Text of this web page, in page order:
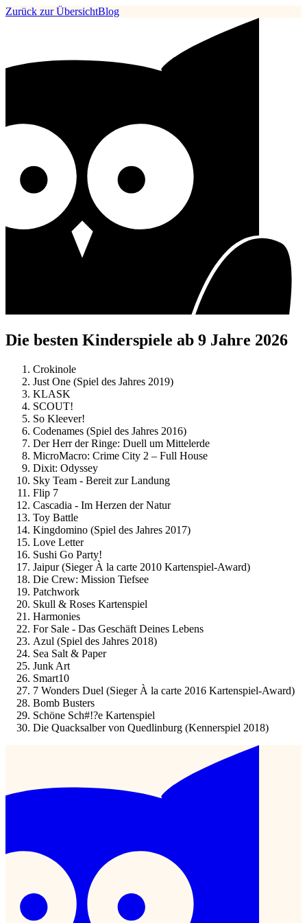
Zurück zur ÜbersichtBlog
Die besten Kinderspiele ab 9 Jahre 2026
Crokinole
Just One (Spiel des Jahres 2019)
KLASK
SCOUT!
So Kleever!
Codenames (Spiel des Jahres 2016)
Der Herr der Ringe: Duell um Mittelerde
MicroMacro: Crime City 2 – Full House
Dixit: Odyssey
Sky Team - Bereit zur Landung
Flip 7
Cascadia - Im Herzen der Natur
Toy Battle
Kingdomino (Spiel des Jahres 2017)
Love Letter
Sushi Go Party!
Jaipur (Sieger À la carte 2010 Kartenspiel-Award)
Die Crew: Mission Tiefsee
Patchwork
Skull & Roses Kartenspiel
Harmonies
For Sale - Das Geschäft Deines Lebens
Azul (Spiel des Jahres 2018)
Sea Salt & Paper
Junk Art
Smart10
7 Wonders Duel (Sieger À la carte 2016 Kartenspiel-Award)
Bomb Busters
Schöne Sch#!?e Kartenspiel
Die Quacksalber von Quedlinburg (Kennerspiel 2018)